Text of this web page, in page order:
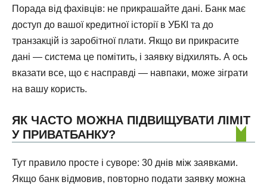
Порада від фахівців: не прикрашайте дані. Банк має
доступ до вашої кредитної історії в УБКІ та до
транзакцій із заробітної плати. Якщо ви прикрасите
дані — система це помітить, і заявку відхилять. А ось
вказати все, що є насправді — навпаки, може зіграти
на вашу користь.
ЯК ЧАСТО МОЖНА ПІДВИЩУВАТИ ЛІМІТ
У ПРИВАТБАНКУ?
Тут правило просте і суворе: 30 днів між заявками.
Якщо банк відмовив, повторно подати заявку можна